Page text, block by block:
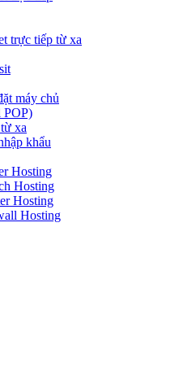
trực tiếp từ xa
máy chủ
POP)
xa
khẩu
Hosting
Hosting
Hosting
Hosting